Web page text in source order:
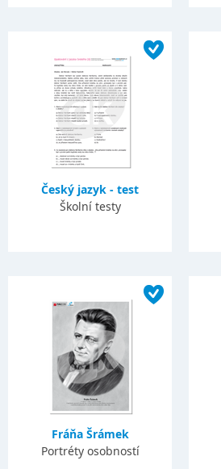
Český jazyk - test
Školní testy
Fráňa Šrámek
Portréty osobností